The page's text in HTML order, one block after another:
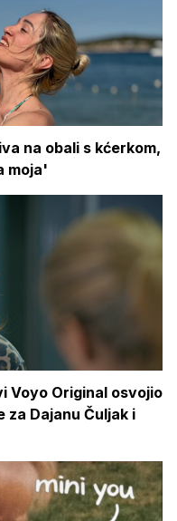
na obali s kćerkom,
moja'
Voyo Original osvojio
za Dajanu Čuljak i